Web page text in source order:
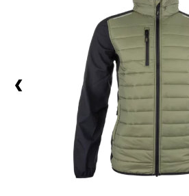
Voľnočasová obuv